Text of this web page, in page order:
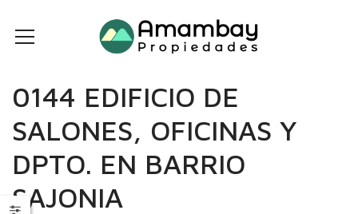
0144 EDIFICIO DE
SALONES, OFICINAS Y
DPTO. EN BARRIO
SAJONIA